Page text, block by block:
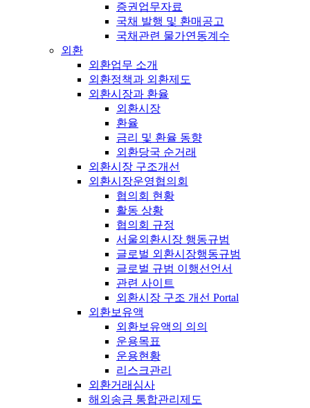
증권업무자료
국채 발행 및 환매공고
국채관련 물가연동계수
외환
외환업무 소개
외환정책과 외환제도
외환시장과 환율
외환시장
환율
금리 및 환율 동향
외환당국 순거래
외환시장 구조개선
외환시장운영협의회
협의회 현황
활동 상황
협의회 규정
서울외환시장 행동규범
글로벌 외환시장행동규범
글로벌 규범 이행선언서
관련 사이트
외환시장 구조 개선 Portal
외환보유액
외환보유액의 의의
운용목표
운용현황
리스크관리
외환거래심사
해외송금 통합관리제도